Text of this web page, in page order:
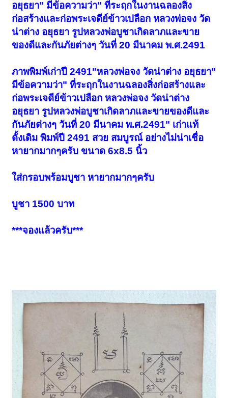
อยุธยา" มีข้อความว่า" ที่ระฤกในงานฉลองสิ่ง
ก่อสร้างและก่อพระเจดีย์ข้าวเปลือก หลวงพ่อจง วัด
น่าต่าง อยุธยา รูปหลวงพ่อบูชาเกิดลาภและขาย
ของดีและกันภัยต่างๆ วันที่ 20 มีนาคม พ.ศ.2491
ภาพพิมพ์เก่าปี 2491"หลวงพ่อจง วัดน่าต่าง อยุธยา"
มีข้อความว่า" ที่ระฤกในงานฉลองสิ่งก่อสร้างและ
ก่อพระเจดีย์ข้าวเปลือก หลวงพ่อจง วัดน่าต่าง
อยุธยา รูปหลวงพ่อบูชาเกิดลาภและขายของดีและ
กันภัยต่างๆ วันที่ 20 มีนาคม พ.ศ.2491" เก่าแท้
ดั้งเดิม พิมพ์ปี 2491 สวย สมบูรณ์ อย่างไม่น่าเชื่อ
หายากมากๆครับ ขนาด 6x8.5 นิ้ว
ใส่กรอบพร้อมบูชา หายากมากๆครับ
บูชา 1500 บาท
***จองแล้วครับ***